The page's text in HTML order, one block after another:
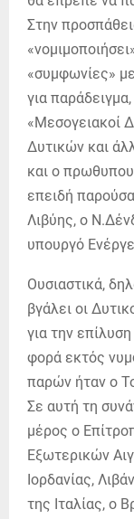
Στην
«συμφωνίες»
για
«Μεσογειακοί
Δυτικών και
και ο
επειδή
Λιβύης, ο
υπουργό
Ουσιαστικά,
βγάλει οι
για την
φορά εκτός
παρών ήταν ο
Σε αυτή τη
μέρος ο
Εξωτερικών
Ιορδανίας,
της Ιταλίας, ο